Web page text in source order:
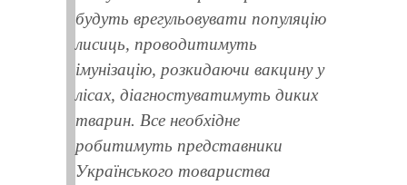
будуть врегульовувати популяцію
лисиць, проводитимуть
імунізацію, розкидаючи вакцину у
лісах, діагностуватимуть диких
тварин. Все необхідне
робитимуть представники
Українського товариства